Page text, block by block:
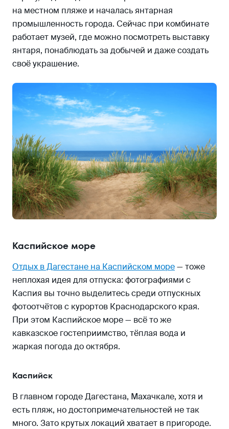
на местном пляже и началась янтарная
промышленность города. Сейчас при комбинате
работает музей, где можно посмотреть выставку
янтаря, понаблюдать за добычей и даже создать
своё украшение.
Каспийское море
Отдых в Дагестане на Каспийском море— тоже
неплохая идея для отпуска: фотографиями с
Каспия вы точно выделитесь среди отпускных
фотоотчётов с курортов Краснодарского края.
При этом Каспийское море — всё то же
кавказское гостеприимство, тёплая вода и
жаркая погода до октября.
Каспийск
В главном городе Дагестана, Махачкале, хотя и
есть пляж, но достопримечательностей не так
много. Зато крутых локаций хватает в пригороде.